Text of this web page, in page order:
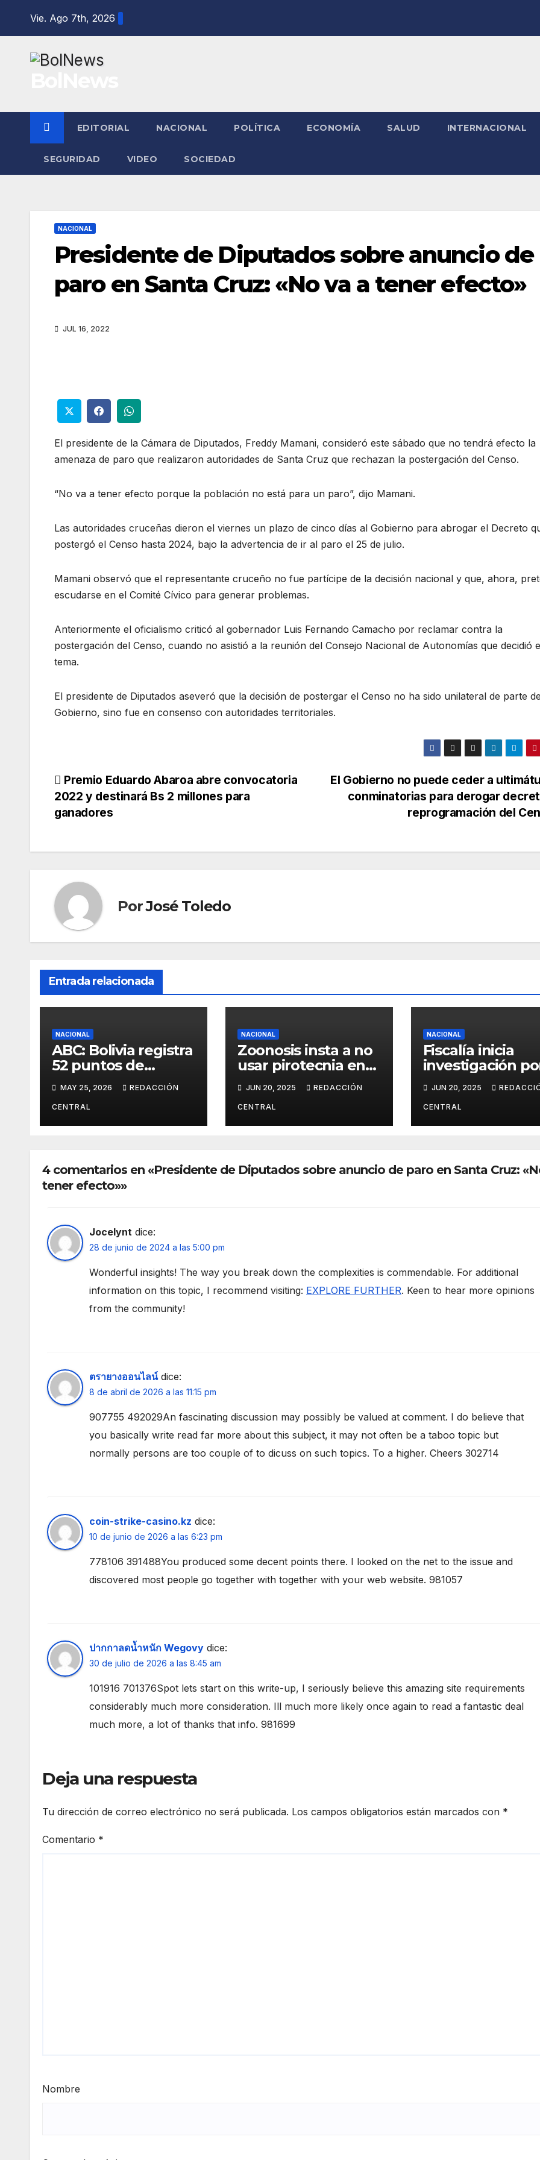
Vie. Ago 7th, 2026
EDITORIAL NACIONAL POLÍTICA ECONOMÍA SALUD INTERNACIONAL
SEGURIDAD VIDEO SOCIEDAD
NACIONAL
Presidente de Diputados sobre anuncio de
paro en Santa Cruz: «No va a tener efecto»
JUL 16, 2022
El presidente de la Cámara de Diputados, Freddy Mamani, consideró este sábado que no tendrá efecto la
amenaza de paro que realizaron autoridades de Santa Cruz que rechazan la postergación del Censo.
“No va a tener efecto porque la población no está para un paro”, dijo Mamani.
Las autoridades cruceñas dieron el viernes un plazo de cinco días al Gobierno para abrogar el Decreto
postergó el Censo hasta 2024, bajo la advertencia de ir al paro el 25 de julio.
Mamani observó que el representante cruceño no fue partícipe de la decisión nacional y que, ahora,
escudarse en el Comité Cívico para generar problemas.
Anteriormente el oficialismo criticó al gobernador Luis Fernando Camacho por reclamar contra la
postergación del Censo, cuando no asistió a la reunión del Consejo Nacional de Autonomías que decidió
tema.
El presidente de Diputados aseveró que la decisión de postergar el Censo no ha sido unilateral de parte
Gobierno, sino fue en consenso con autoridades territoriales.
Navegación
de
El Gobierno no puede ceder a
conminatorias para derogar
reprogramación del
Premio Eduardo Abaroa abre convocatoria
2022 y destinará Bs 2 millones para
ganadores
PorJosé Toledo
Entrada relacionada
NACIONAL
ABC: Bolivia registra
52 puntos de
bloqueo en cinco
departamentos
MAY 25, 2026 REDACCIÓN
CENTRAL
NACIONAL
Zoonosis insta a no
usar pirotecnia en
la noche de San
Juan
JUN 20, 2025 REDACCIÓN
CENTRAL
NACIONAL
Fiscalía inicia
investigación
lesiones
en el caso del
gobernador
chuquisaqueño
JUN 20, 2025
CENTRAL
4 comentarios en «Presidente de Diputados sobre anuncio de paro en Santa Cruz:
tener efecto»»
Jocelynt dice:
28 de junio de 2024 a las 5:00 pm
Wonderful insights! The way you break down the complexities is commendable. For additional
information on this topic, I recommend visiting: EXPLORE FURTHER. Keen to hear more opinions
from the community!
ตรายางออนไลน์ dice:
8 de abril de 2026 a las 11:15 pm
907755 492029An fascinating discussion may possibly be valued at comment. I do believe that
you basically write read far more about this subject, it may not often be a taboo topic but
normally persons are too couple of to dicuss on such topics. To a higher. Cheers 302714
coin-strike-casino.kz dice:
10 de junio de 2026 a las 6:23 pm
778106 391488You produced some decent points there. I looked on the net to the issue and
discovered most people go together with together with your web website. 981057
ปากกาลดน้ำหนัก Wegovy dice:
30 de julio de 2026 a las 8:45 am
101916 701376Spot lets start on this write-up, I seriously believe this amazing site requirements
considerably much more consideration. Ill much more likely once again to read a fantastic deal
much more, a lot of thanks that info. 981699
Deja una respuesta
Tu dirección de correo electrónico no será publicada. Los campos obligatorios están marcados con *
Comentario *
Nombre